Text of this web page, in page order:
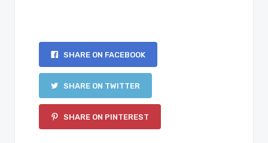
SHARE ON FACEBOOK
SHARE ON TWITTER
SHARE ON PINTEREST